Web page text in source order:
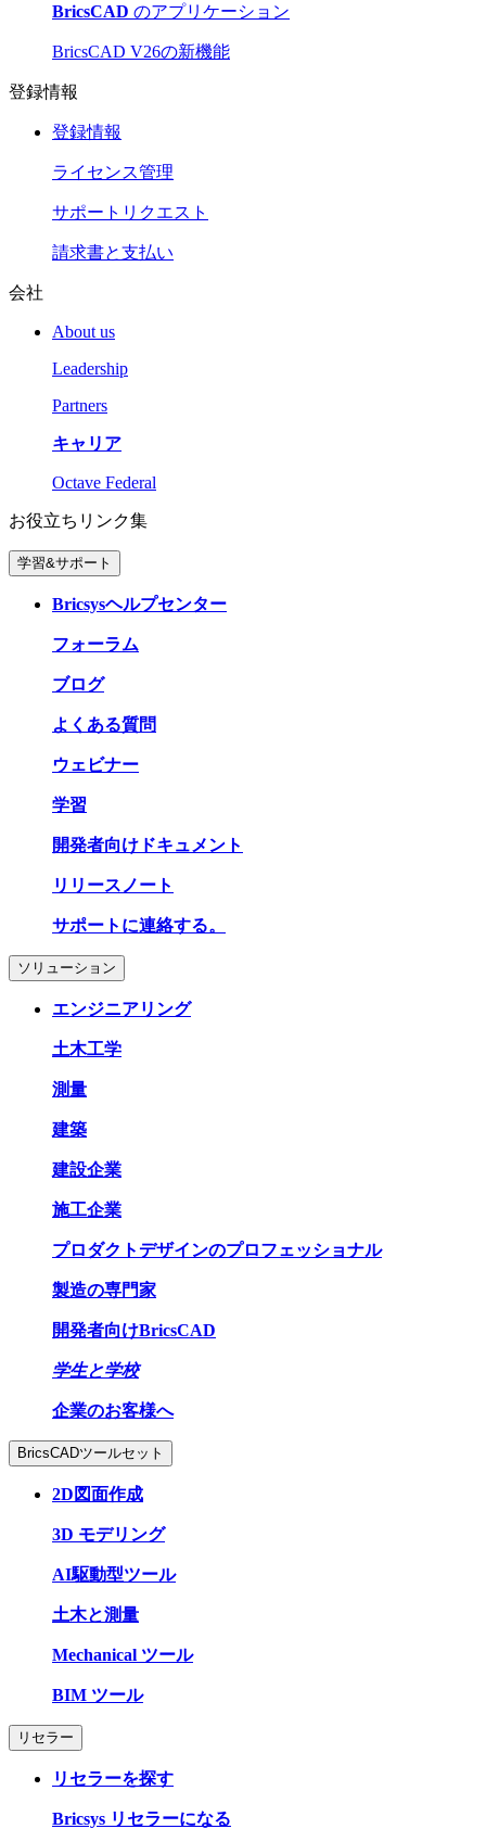
BricsCAD のアプリケーション
BricsCAD V26の新機能
登録情報
登録情報
ライセンス管理
サポートリクエスト
請求書と支払い
会社
About us
Leadership
Partners
キャリア
Octave Federal
お役立ちリンク集
学習&サポート
Bricsysヘルプセンター
フォーラム
ブログ
よくある質問
ウェビナー
学習
開発者向けドキュメント
リリースノート
サポートに連絡する。
ソリューション
エンジニアリング
土木工学
測量
建築
建設企業
施工企業
プロダクトデザインのプロフェッショナル
製造の専門家
開発者向けBricsCAD
学生と学校
企業のお客様へ
BricsCADツールセット
2D図面作成
3D モデリング
AI駆動型ツール
土木と測量
Mechanical ツール
BIM ツール
リセラー
リセラーを探す
Bricsys リセラーになる